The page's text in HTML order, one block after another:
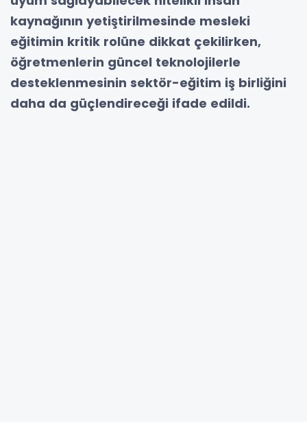
kaynağının yetiştirilmesinde mesleki
eğitimin kritik rolüne dikkat çekilirken,
öğretmenlerin güncel teknolojilerle
desteklenmesinin sektör-eğitim iş birliğini
daha da güçlendireceği ifade edildi.